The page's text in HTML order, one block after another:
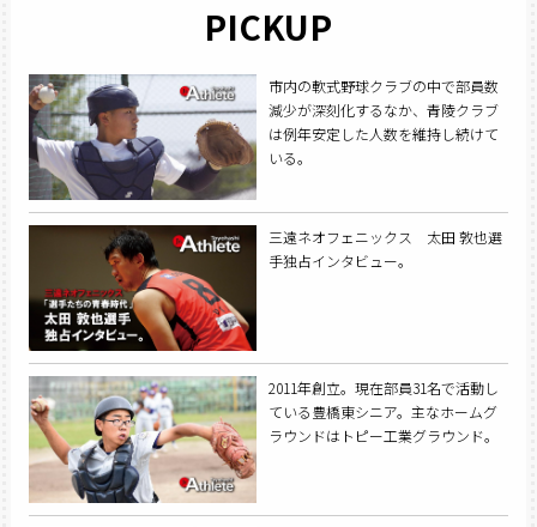
PICKUP
市内の軟式野球クラブの中で部員数
減少が深刻化するなか、青陵クラブ
は例年安定した人数を維持し続けて
いる。
三遠ネオフェニックス 太田 敦也選
手独占インタビュー。
2011年創立。現在部員31名で活動し
ている豊橋東シニア。主なホームグ
ラウンドはトピー工業グラウンド。